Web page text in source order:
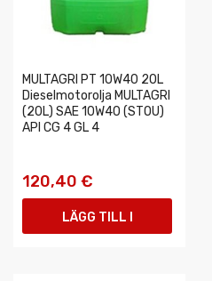
MULTAGRI PT 10W40 20L
Dieselmotorolja MULTAGRI
(20L) SAE 10W40 (STOU)
API CG 4 GL 4
120,40 €
LÄGG TILL I